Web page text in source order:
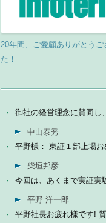
20年間、ご愛顧ありがとうご
た！
中山泰秀
柴垣邦彦
平野 洋一郎